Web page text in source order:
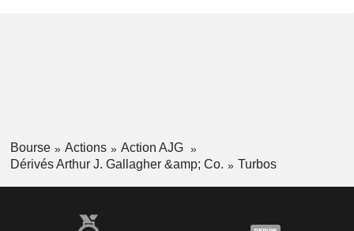
Bourse Actions
Action AJG
Dérivés Arthur J. Gallagher &amp; Co.
Turbos